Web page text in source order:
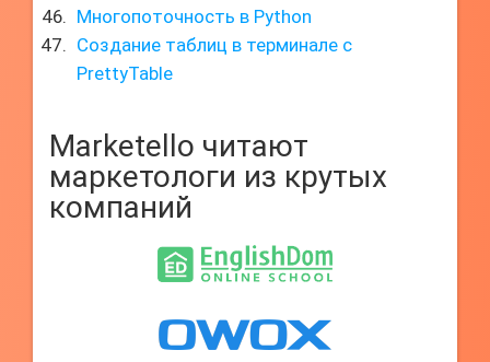
Многопоточность в Python
Создание таблиц в терминале с
PrettyTable
Marketello читают
маркетологи из крутых
компаний